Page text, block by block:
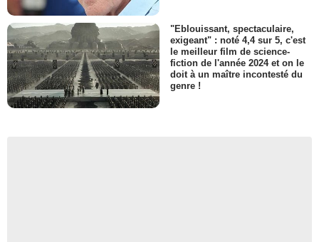
"Eblouissant, spectaculaire,
exigeant" : noté 4,4 sur 5, c'est
le meilleur film de science-
fiction de l'année 2024 et on le
doit à un maître incontesté du
genre !